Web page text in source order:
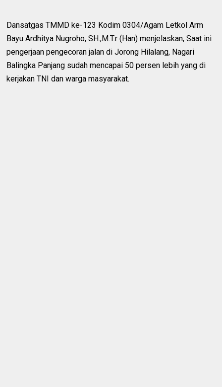
Dansatgas TMMD ke-123 Kodim 0304/Agam Letkol Arm
Bayu Ardhitya Nugroho, SH.,M.T.r (Han) menjelaskan, Saat ini
pengerjaan pengecoran jalan di Jorong Hilalang, Nagari
Balingka Panjang sudah mencapai 50 persen lebih yang di
kerjakan TNI dan warga masyarakat.